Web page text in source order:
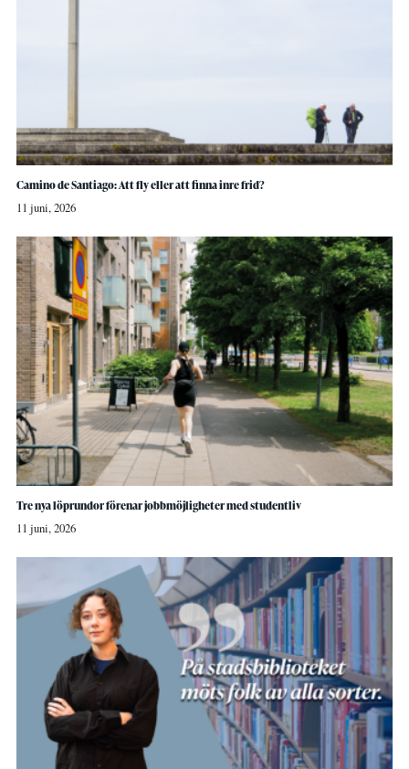
Camino de Santiago: Att fly eller att finna inre frid?
11 juni, 2026
Tre nya löprundor förenar jobbmöjligheter med studentliv
11 juni, 2026